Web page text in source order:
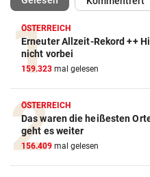
ÖSTERREICH
Erneuter Allzeit-Rekord ++
nicht vorbei
159.323 mal gelesen
ÖSTERREICH
Das waren die heißesten
geht es weiter
156.409 mal gelesen